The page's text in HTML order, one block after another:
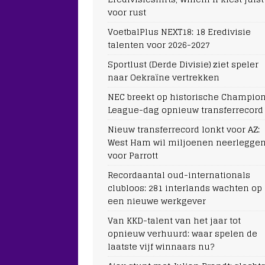
voor rust
VoetbalPlus NEXT18: 18 Eredivisie
talenten voor 2026-2027
Sportlust (Derde Divisie) ziet speler
naar Oekraïne vertrekken
NEC breekt op historische
League-dag opnieuw transferrecord
Nieuw transferrecord lonkt voor AZ:
West Ham wil miljoenen
voor Parrott
Recordaantal oud-internationals
clubloos: 281 interlands wachten op
een nieuwe werkgever
Van KKD-talent van het jaar tot
opnieuw verhuurd: waar spelen de
laatste vijf winnaars nu?